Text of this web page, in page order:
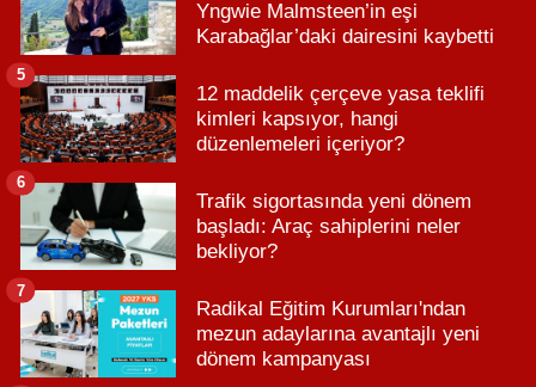
Yngwie Malmsteen’in eşi
Karabağlar’daki dairesini kaybetti
12 maddelik çerçeve yasa teklifi
kimleri kapsıyor, hangi
düzenlemeleri içeriyor?
5
Trafik sigortasında yeni dönem
başladı: Araç sahiplerini neler
bekliyor?
6
Radikal Eğitim Kurumları'ndan
mezun adaylarına avantajlı yeni
dönem kampanyası
7